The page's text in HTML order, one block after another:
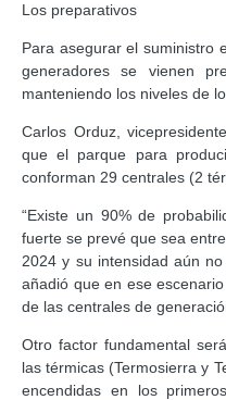
Los preparativos
Para asegurar el suministro
generadores se vienen
manteniendo los niveles de
Carlos Orduz,
que el parque para
conforman 29 centrales (2
“Existe un 90% de
fuerte se prevé que sea
2024 y su intensidad aún
añadió que en ese
de las centrales de
Otro factor fundamental
las térmicas (Termosierra y
encendidas en los